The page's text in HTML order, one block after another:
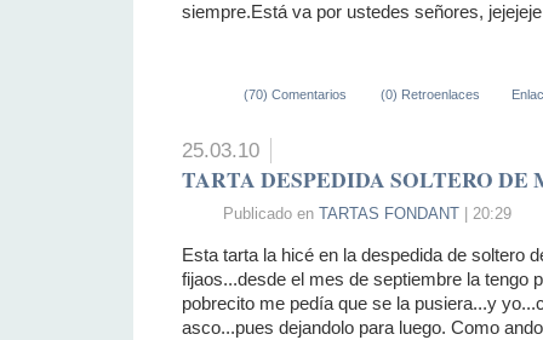
siempre.Está va por ustedes señores,
(70) Comentarios (0) Retroenlaces
25.03.10
TARTA DESPEDIDA SOLTERO DE
Publicado en TARTAS FONDANT| 20:29
Esta tarta la hicé en la despedida de soltero
fijaos...desde el mes de septiembre la tengo
pobrecito me pedía que se la pusiera...y
asco...pues dejandolo para luego. Como